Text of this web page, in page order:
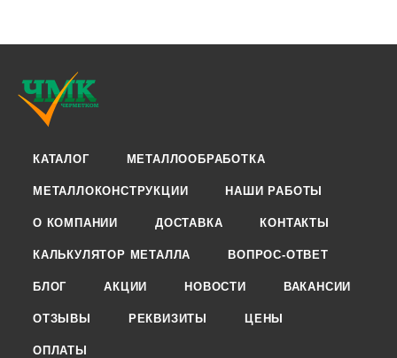
КАТАЛОГ МЕТАЛЛООБРАБОТКА
МЕТАЛЛОКОНСТРУКЦИИ НАШИ РАБОТЫ
О КОМПАНИИ ДОСТАВКА КОНТАКТЫ
КАЛЬКУЛЯТОР МЕТАЛЛА ВОПРОС-ОТВЕТ
БЛОГ АКЦИИ НОВОСТИ ВАКАНСИИ
ОТЗЫВЫ РЕКВИЗИТЫ ЦЕНЫ
ОПЛАТЫ